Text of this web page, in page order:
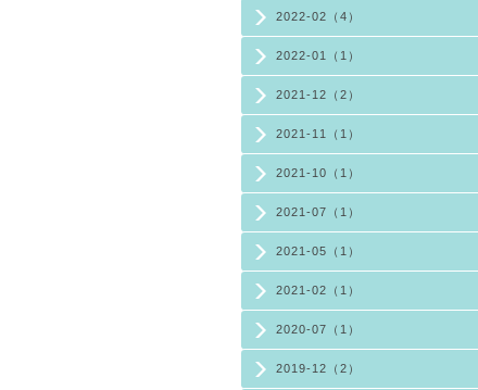
2022-02（4）
2022-01（1）
2021-12（2）
2021-11（1）
2021-10（1）
2021-07（1）
2021-05（1）
2021-02（1）
2020-07（1）
2019-12（2）